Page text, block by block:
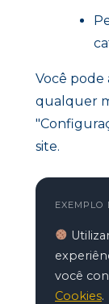
Você pode
qualquer
site.
EXEMPLO
você
Cookies.